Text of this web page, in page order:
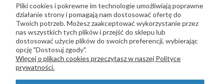
Cena:
289,00 zł
Pliki cookies i pokrewne im technologie umożliwiają poprawne
działanie strony i pomagają nam dostosować ofertę do
Twoich potrzeb. Możesz zaakceptować wykorzystanie przez
nas wszystkich tych plików i przejść do sklepu lub
dostosować użycie plików do swoich preferencji, wybierając
opcję "Dostosuj zgody".
Więcej o plikach cookies przeczytasz w naszej Polityce
prywatności.